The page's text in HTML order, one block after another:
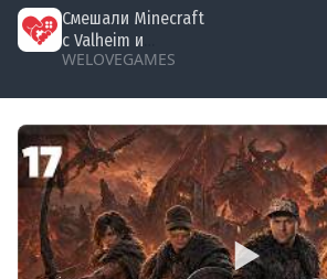
Смешали Minecraft
c Valheim и
получили Vintage
WELOVEGAMES